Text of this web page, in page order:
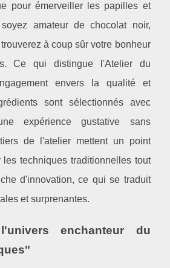
pour émerveiller les papilles et
amateur de chocolat noir,
à coup sûr votre bonheur
Ce qui distingue l'Atelier du
envers la qualité et
sont sélectionnés avec
expérience gustative sans
de l'atelier mettent un point
techniques traditionnelles tout
d'innovation, ce qui se traduit
et surprenantes.
enchanteur du